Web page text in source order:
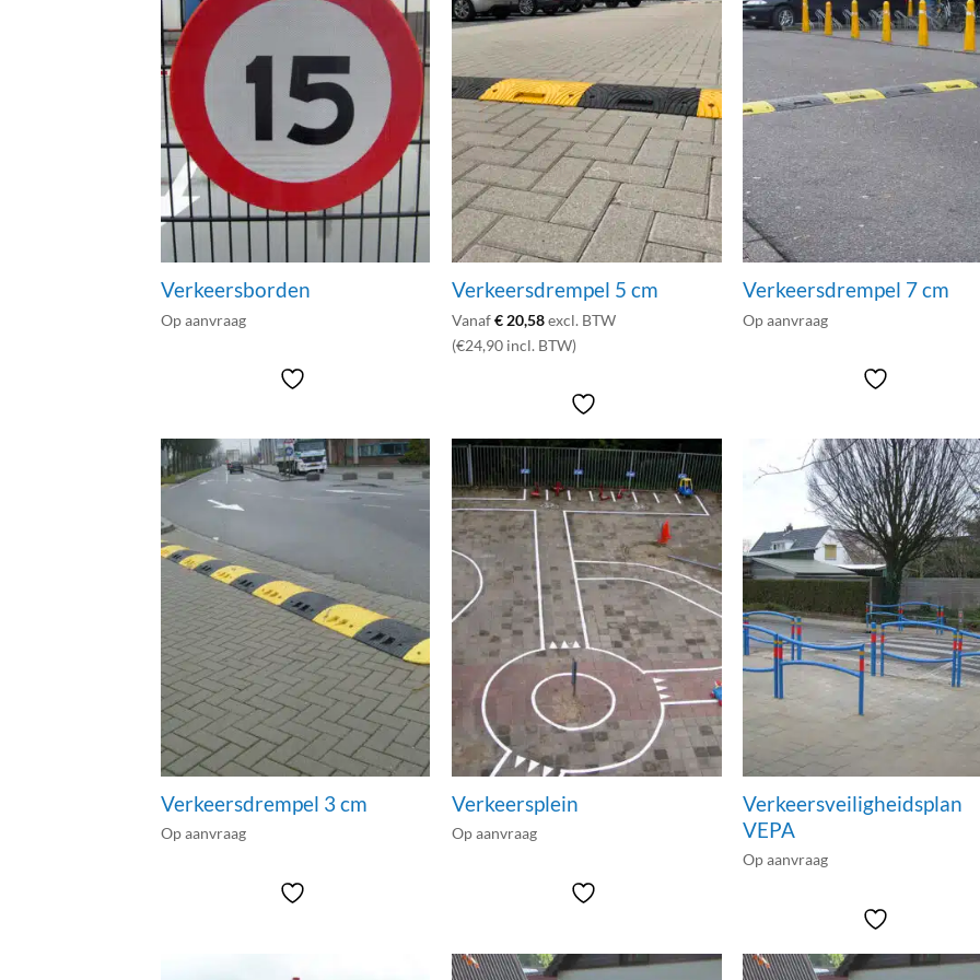
Verkeersborden
Op aanvraag
Verkeersdrempel 5 cm
Vanaf€ 20,58excl. BTW
(€24,90 incl. BTW)
Verkeersdrempel 7 cm
Op aanvraag
Verkeersdrempel 3 cm
Op aanvraag
Verkeersplein
Op aanvraag
Verkeersveiligheidsplan
VEPA
Op aanvraag